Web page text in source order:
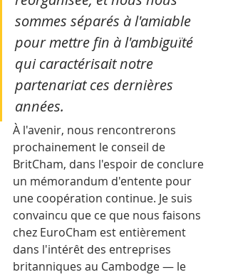
sommes séparés à l'amiable
pour mettre fin à l'ambiguïté
qui caractérisait notre
partenariat ces dernières
années.
À l'avenir, nous rencontrerons
prochainement le conseil de
BritCham, dans l'espoir de conclure
un mémorandum d'entente pour
une coopération continue. Je suis
convaincu que ce que nous faisons
chez EuroCham est entièrement
dans l'intérêt des entreprises
britanniques au Cambodge — le